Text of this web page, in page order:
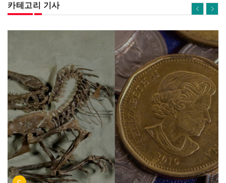
카테고리 기사
C